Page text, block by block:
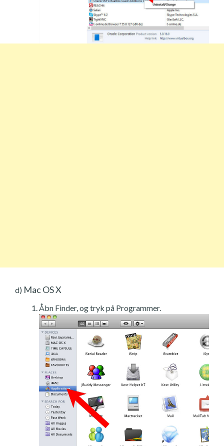
d) Mac OS X
Åbn Finder, og tryk på Programmer.